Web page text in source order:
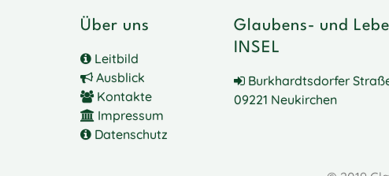
Über uns
Leitbild
Ausblick
Kontakte
Impressum
Datenschutz
Glaubens- und
INSEL
Burkhardtsdorfer
09221 Neukirchen